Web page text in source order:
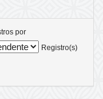
por
Registro(s)